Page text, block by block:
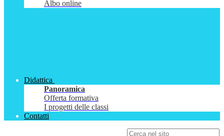
Albo online
Didattica
Panoramica
Offerta formativa
I progetti delle classi
Contatti